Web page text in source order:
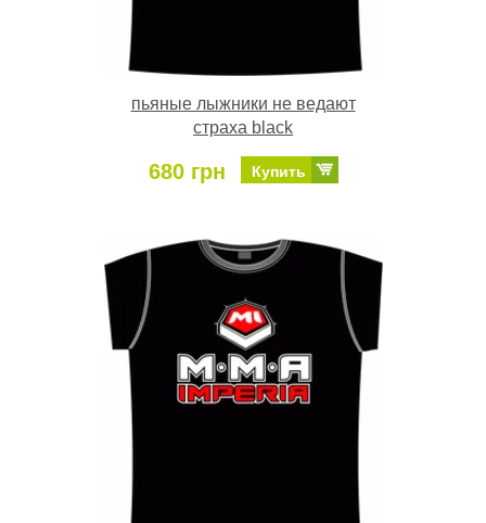
пьяные лыжники не ведают
страха black
680 грн Купить